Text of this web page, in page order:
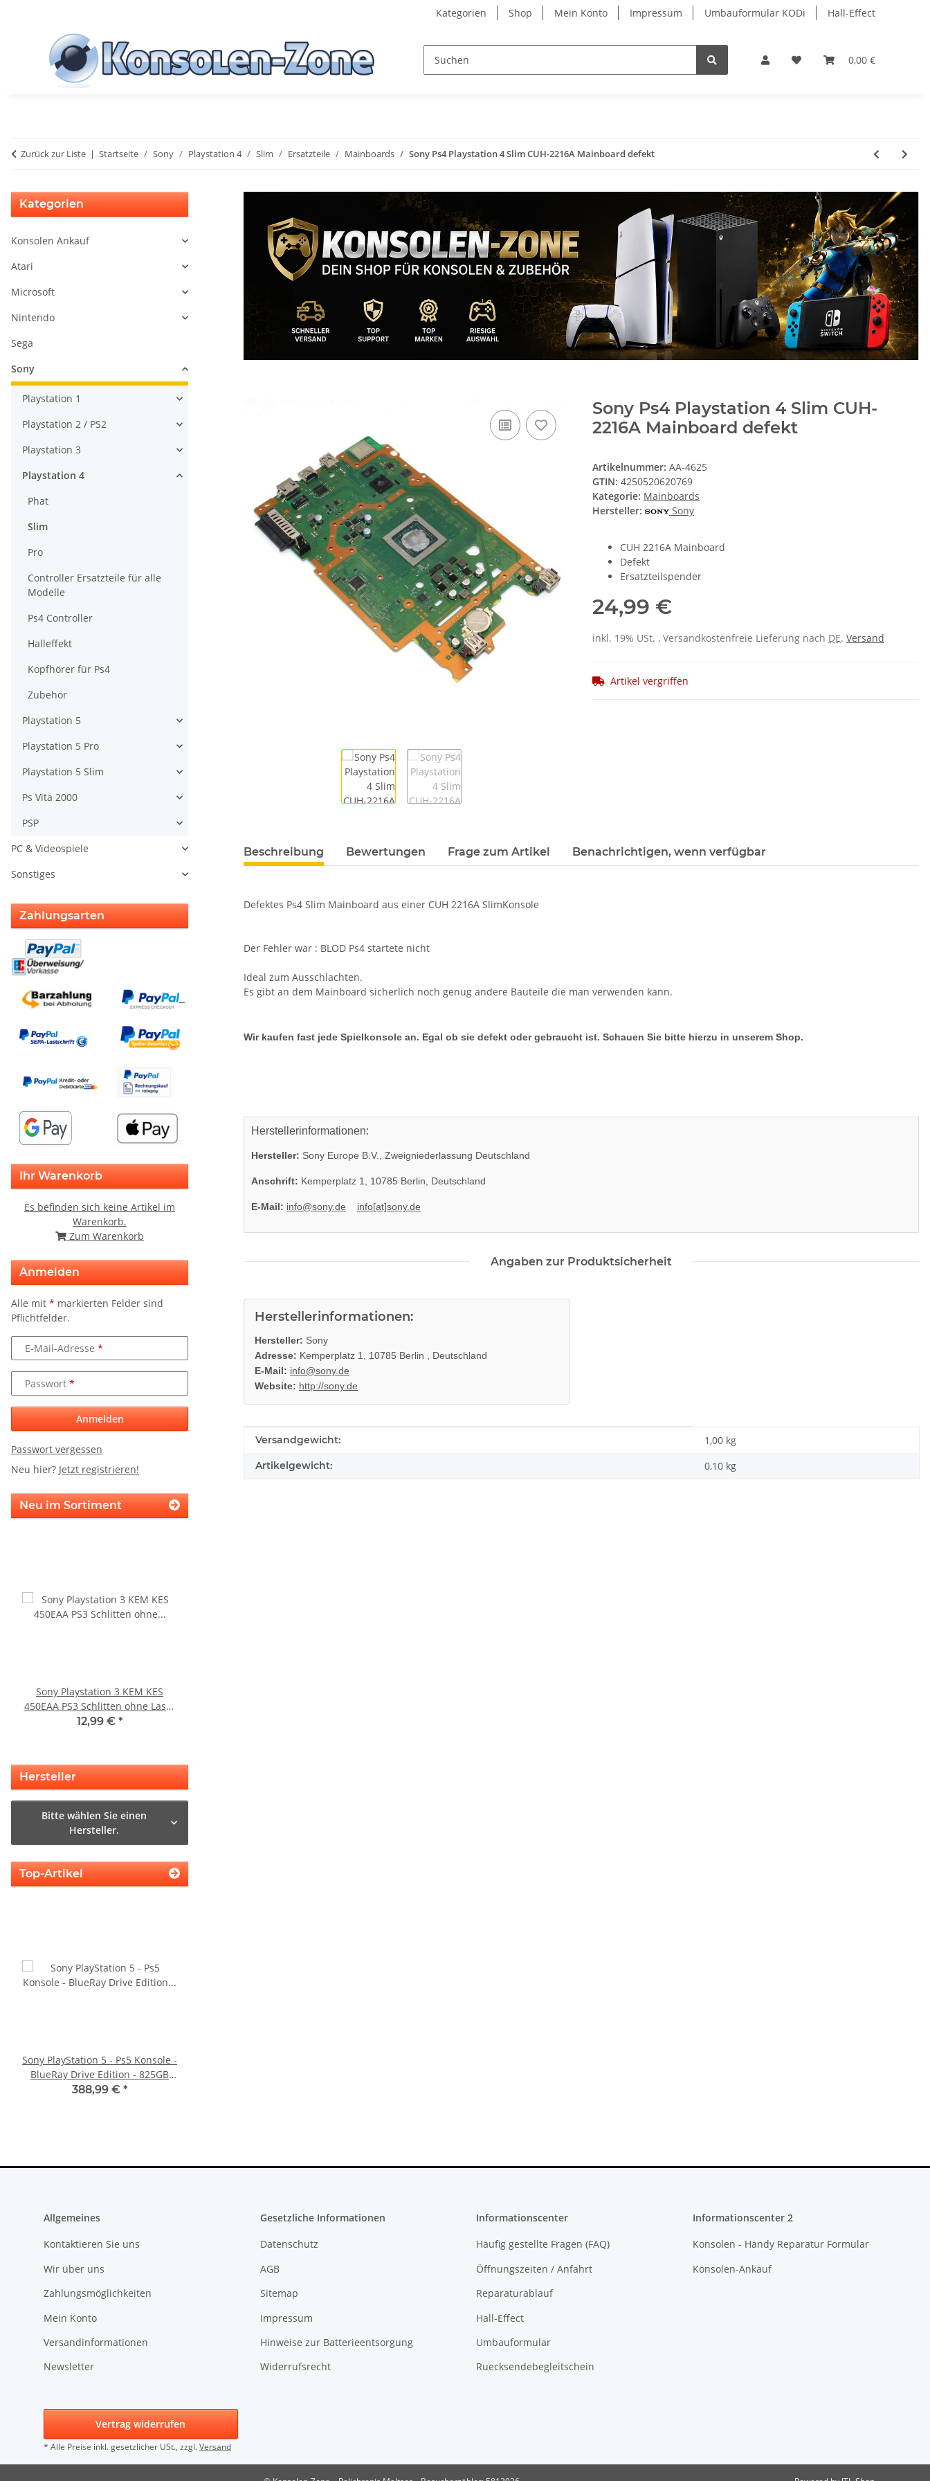
Kategorien Shop Mein Konto Impressum Umbauformular KODi Hall-Effect
0,00 €
Zurück zur Liste Startseite Sony Playstation 4 Slim Ersatzteile Mainboards Sony Ps4 Playstation 4 Slim CUH-2216A Mainboard defekt
Sony Ps4 Playstation 4 Slim CUH-
2216A Mainboard defekt
Artikelnummer: AA-4625
GTIN: 4250520620769
Kategorie: Mainboards
Hersteller:
Sony
CUH 2216A Mainboard
Defekt
Ersatzteilspender
24,99 €
inkl. 19% USt. , Versandkostenfreie Lieferung nach DE. Versand
Artikel vergriffen
Beschreibung Bewertungen Frage zum Artikel Benachrichtigen, wenn verfügbar
Defektes Ps4 Slim Mainboard aus einer CUH 2216A SlimKonsole
Der Fehler war : BLOD Ps4 startete nicht
Ideal zum Ausschlachten.
Es gibt an dem Mainboard sicherlich noch genug andere Bauteile die man verwenden kann.
Wir kaufen fast jede Spielkonsole an. Egal ob sie defekt oder gebraucht ist. Schauen Sie bitte hierzu in unserem Shop.
Herstellerinformationen:
Hersteller: Sony Europe B.V., Zweigniederlassung Deutschland
Anschrift: Kemperplatz 1, 10785 Berlin, Deutschland
E-Mail: info@sony.de info[at]sony.de
Angaben zur Produktsicherheit
Herstellerinformationen:
Hersteller: Sony
Adresse: Kemperplatz 1, 10785 Berlin , Deutschland
E-Mail: info@sony.de
Website: http://sony.de
Produkteigenschaft
Wert
Versandgewicht: 1,00 kg
Artikelgewicht: 0,10 kg
Kategorien
Konsolen Ankauf
Atari
Microsoft
Nintendo
Sega
Sony
Playstation 1
Playstation 2 / PS2
Playstation 3
Playstation 4
Phat
Slim
Pro
Controller Ersatzteile für alle
Modelle
Ps4 Controller
Halleffekt
Kopfhörer für Ps4
Zubehör
Playstation 5
Playstation 5 Pro
Playstation 5 Slim
Ps Vita 2000
PSP
PC & Videospiele
Sonstiges
Zahlungsarten
Ihr Warenkorb
Es befinden sich keine Artikel im
Warenkorb.
Zum Warenkorb
Anmelden
Alle mit * markierten Felder sind
Pflichtfelder.
E-Mail-Adresse
Passwort
Anmelden
Passwort vergessen
Neu hier? Jetzt registrieren!
Neu im Sortiment
Sony Playstation 3 KEM KES
450EAA PS3 Schlitten ohne Laser
Blu-Ray Laufwerk 320
12,99 € *
Hersteller
Bitte wählen Sie einen
Hersteller.
Top-Artikel
Sony PlayStation 5 - Ps5 Konsole -
BlueRay Drive Edition - 825GB
CFI-1216A gebraucht
388,99 € *
Allgemeines
Kontaktieren Sie uns
Wir über uns
Zahlungsmöglichkeiten
Mein Konto
Versandinformationen
Newsletter
Gesetzliche Informationen
Datenschutz
AGB
Sitemap
Impressum
Hinweise zur Batterieentsorgung
Widerrufsrecht
Informationscenter
Häufig gestellte Fragen (FAQ)
Öffnungszeiten / Anfahrt
Reparaturablauf
Hall-Effect
Umbauformular
Ruecksendebegleitschein
Informationscenter 2
Konsolen - Handy Reparatur Formular
Konsolen-Ankauf
Vertrag widerrufen
* Alle Preise inkl. gesetzlicher USt., zzgl.Versand